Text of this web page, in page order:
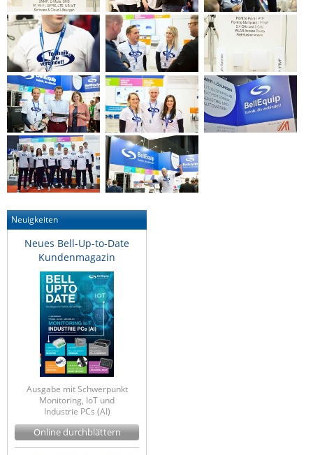
Neuigkeiten
Neues Bell-Up-to-Date
Kundenmagazin
Ausgabe mit Schwerpunkt
Monitoring, IoT und
Industrie PCs (AI)
Online durchblättern